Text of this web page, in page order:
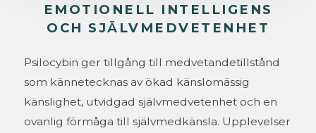
EMOTIONELL INTELLIGENS
OCH SJÄLVMEDVETENHET
Psilocybin ger tillgång till medvetandetillstånd
som kännetecknas av ökad känslomässig
känslighet, utvidgad självmedvetenhet och en
ovanlig förmåga till självmedkänsla. Upplevelser